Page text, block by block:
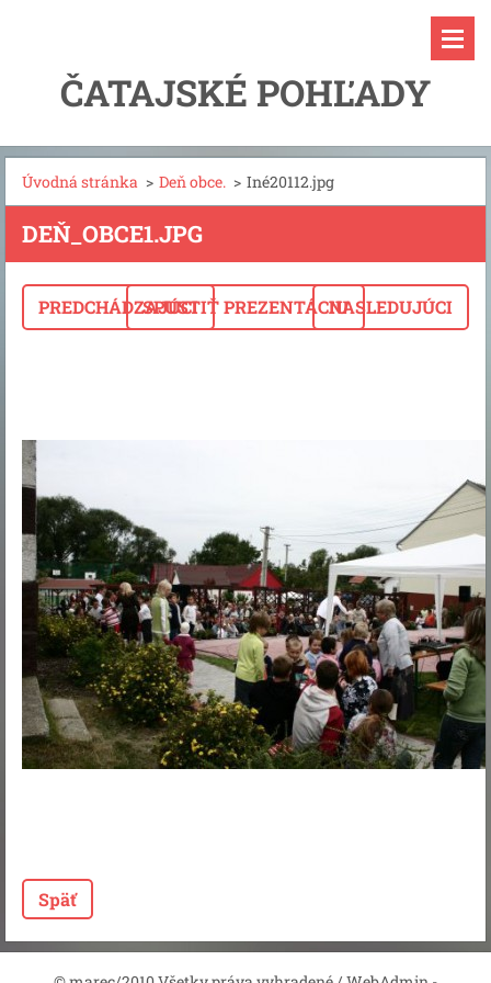
ČATAJSKÉ POHĽADY
Úvodná stránka > Deň obce. > Iné20112.jpg
DEŇ_OBCE1.JPG
PREDCHÁDZAJÚCISPUSTIŤ PREZENTÁCIUNASLEDUJÚCI
Späť